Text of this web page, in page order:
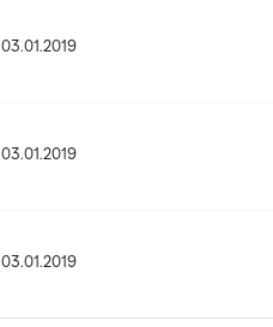
03.01.2019
03.01.2019
03.01.2019